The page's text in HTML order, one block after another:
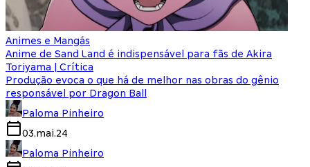
Animes e Mangás
Anime de Sand Land é indispensável para fãs de Akira
Toriyama | Crítica
Produção evoca o que há de melhor nas obras do gênio
responsável por Dragon Ball
Paloma Pinheiro
03.mai.24
Paloma Pinheiro